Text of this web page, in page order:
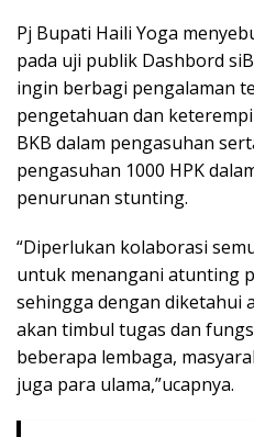
Pj Bupati Haili Yoga
pada uji publik Dashbord
ingin berbagi pengalaman
pengetahuan dan
BKB dalam pengasuhan
pengasuhan 1000 HPK
penurunan stunting.
“Diperlukan kolaborasi
untuk menangani atunting
sehingga dengan diketahui
akan timbul tugas dan
beberapa lembaga,
juga para ulama,”ucapnya.